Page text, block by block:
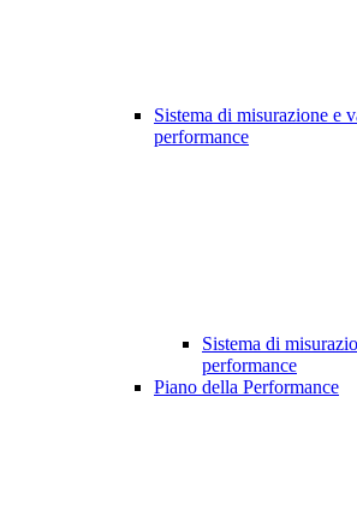
Sistema di misurazione e
performance
Sistema di
performance
Piano della Performance